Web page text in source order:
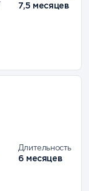
7,5 месяцев
Длительность
6 месяцев